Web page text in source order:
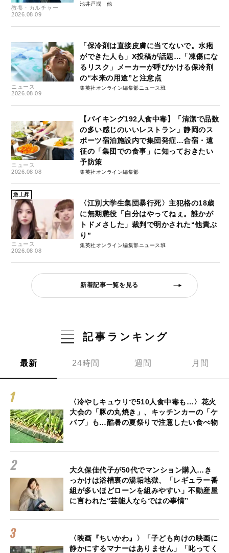
教養・カルチャー
2026.08.09
池井戸潤
ニュース
2026.08.09
「保冷剤は直接皮膚に当てないで。水疱
ができた人も」X投稿が話題…「凍傷にな
るリスク」メーカーが呼びかける保冷剤
の“本来の用途”と注意点
集英社オンライン編集部ニュース班
ニュース
2026.08.08
【バイキング192人食中毒】「清潔で品数
の多い感じのいいレストラン」静岡のス
ポーツ宿泊施設内で集団発症…合宿・遠
征の「集団での食事」に知っておきたい
予防策
集英社オンライン編集部
急上昇
ニュース
2026.08.08
〈江別大学生集団暴行死〉主犯格の18歳
に無期懲役「自分はやってねぇ。誰かが
トドメさした」裁判で明かされた“他責ぶ
り”
集英社オンライン編集部ニュース班
新着記事一覧を見る
記事ランキング
最新 24時間 週間 月間
〈冷やしキュウリで510人食中毒も…〉花火
大会の「豚の丸焼き」、キッチンカーの「ケ
バブ」も…酷暑の夏祭りで注意したい食べ物
大久保佳代子が50代でマンション購入…き
っかけは浴槽裏の湯垢地獄、「レギュラー番
組が多いほどローンを組みやすい」不動産屋
に言われた“芸能人ならではの事情”
〈映画『ちいかわ』〉「子ども向けの映画に
静かにするマナーはありません」「叱ってく